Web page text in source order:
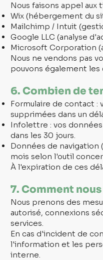
Nous faisons appel
Wix (hébergement du
Mailchimp / Intuit
Google LLC (analyse
Microsoft Corporation
Nous ne vendons pas
pouvons également
6. Combien de
Formulaire de contact :
supprimées dans un
Infolettre : vos
dans les 30 jours.
Données de navigation
mois selon l'outil
À l'expiration de ces
7. Comment
Nous prenons des
autorisé, connexions
services.
En cas d'incident de
l'information et les
interne.